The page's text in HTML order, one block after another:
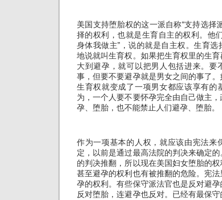
美国支持堕胎权的这一派自称“支持选择
择的权利，也就是生育自主的权利。他
身体我做主”，说的就是自主权。生育
地说就叫生育权。如果把生育权里的生
大到避孕，就可以把男人包括进来。要
事，但要不要避孕就是男女之间的事了
生育权就变成了一项男女都应该享有的
为，一个人要不要怀孕完全由自己做主
孕、堕胎，也不能禁止人们避孕、堕胎。
作为一项基本的人权，就应该由宪法来
定，以前是通过最高法院的判决来确定
的判决推翻，所以现在美国妇女堕胎的
甚至避孕的权利也有被推翻的危险。宪
孕的权利。有些保守派法官也是反对避
反对堕胎，连避孕也反对。已经有最保